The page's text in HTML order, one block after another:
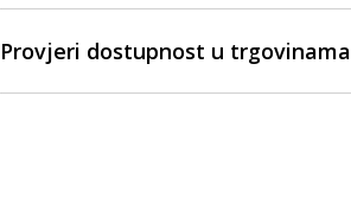
Provjeri dostupnost u trgovinama